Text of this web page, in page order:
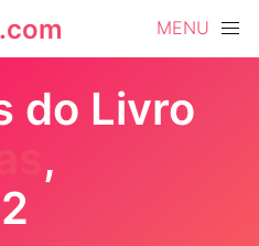
MENU
do Livro
,